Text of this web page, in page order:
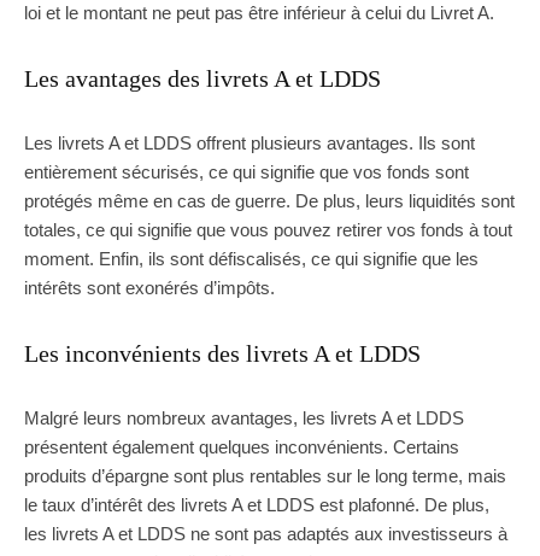
loi et le montant ne peut pas être inférieur à celui du Livret A.
Les avantages des livrets A et LDDS
Les livrets A et LDDS offrent plusieurs avantages. Ils sont
entièrement sécurisés, ce qui signifie que vos fonds sont
protégés même en cas de guerre. De plus, leurs liquidités sont
totales, ce qui signifie que vous pouvez retirer vos fonds à tout
moment. Enfin, ils sont défiscalisés, ce qui signifie que les
intérêts sont exonérés d’impôts.
Les inconvénients des livrets A et LDDS
Malgré leurs nombreux avantages, les livrets A et LDDS
présentent également quelques inconvénients. Certains
produits d’épargne sont plus rentables sur le long terme, mais
le taux d’intérêt des livrets A et LDDS est plafonné. De plus,
les livrets A et LDDS ne sont pas adaptés aux investisseurs à